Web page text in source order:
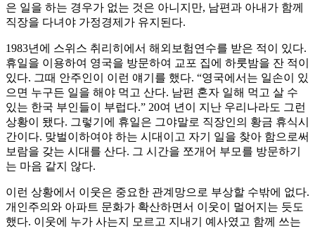
은 일을 하는 경우가 없는 것은 아니지만, 남편과 아내가 함께
직장을 다녀야 가정경제가 유지된다.
1983년에 스위스 취리히에서 해외보험연수를 받은 적이 있다.
휴일을 이용하여 영국을 방문하여 교포 집에 하룻밤을 잔 적이
있다. 그때 안주인이 이런 얘기를 했다. “영국에서는 일손이 있
으면 누구든 일을 해야 먹고 산다. 남편 혼자 일해 먹고 살 수
있는 한국 부인들이 부럽다.” 20여 년이 지난 우리나라도 그런
상황이 됐다. 그렇기에 휴일은 그야말로 직장인의 황금 휴식시
간이다. 맞벌이하여야 하는 시대이고 자기 일을 찾아 함으로써
보람을 갖는 시대를 산다. 그 시간을 쪼개어 부모를 방문하기
는 마음 같지 않다.
이런 상황에서 이웃은 중요한 관계망으로 부상할 수밖에 없다.
개인주의와 아파트 문화가 확산하면서 이웃이 멀어지는 듯도
했다. 이웃에 누가 사는지 모르고 지내기 예사였고 함께 쓰는